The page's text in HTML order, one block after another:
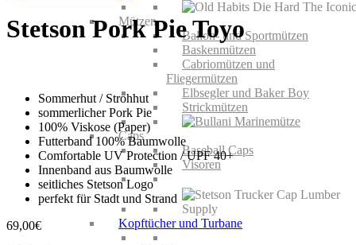
Mützen
Ballon- und Sportmützen
Baskenmützen
Cabriomützen und
Fliegermützen
Elbsegler und Baker Boy
Strickmützen
Caps
Baseball Caps
Visoren
Kopftücher und Turbane
Stetson Pork Pie Toyo
Sommerhut / Strohhut
sommerlicher Pork Pie
100% Viskose (Paper)
Futterband 100% Baumwolle
Comfortable UV Protection / UPF 40+
Innenband aus Baumwolle
seitliches Stetson Logo
perfekt für Stadt und Strand
69,00€